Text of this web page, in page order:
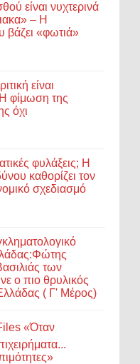
είναι νυχτερινά
– Η
βάζει «φωτιά»
είναι
φίμωση της
όχι
φυλάξεις; Η
καθορίζει τον
σχεδιασμό
των
ο πιο θρυλικός
( Γ' Μέρος)
«Όταν